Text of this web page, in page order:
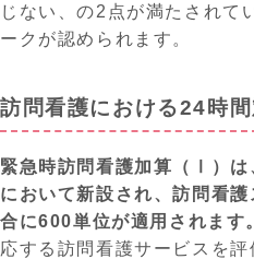
じない
、の2点が満たされて
ークが認められます。
訪問看護における24時
緊急時訪問看護加算（Ⅰ）は
において新設され、訪問看
合に600単位が適用されます
応する訪問看護サービスを評